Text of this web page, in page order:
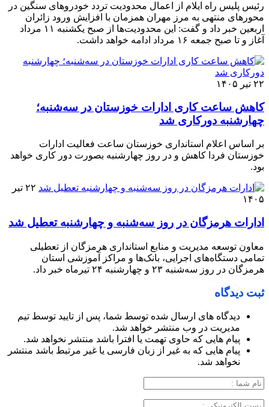
رئیس پلیس راه ایلام از اعمال محدودیت تردد خودروهای سنگین در
محورهای منتهی به مرز مهران همزمان با افزایش ورود زائران
اربعین خبر داد و گفت: این محدودیت‌ها از صبح یکشنبه ۱۱ مرداد
آغاز و تا صبح جمعه ۱۶ مرداد ادامه خواهد داشت.
۲۲ تیر ۱۴۰۵
کاهش ساعت کاری ادارات خوزستان در سه‌شنبه؛
چهارشنبه دورکاری شد
بر اساس اعلام استانداری خوزستان ساعت فعالیت ادارات
خوزستان فردا کاهش و در روز چهارشنبه بصورت دور کاری خواهد
بود.
۲۲ تیر
۱۴۰۵
ادارات هرمزگان در روز سه‌شنبه و چهارشنبه تعطیل شد
معاون توسعه مدیریت و منابع استانداری هرمزگان از تعطیلی
تمامی دستگاه‌های اجرایی، بانک‌ها و مراکز آموزشی استان
هرمزگان در روز سه‌شنبه ۲۳ و چهارشنبه ۲۴ تیرماه خبر داد.
ثبت دیدگاه
دیدگاه های ارسال شده توسط شما، پس از تایید توسط تیم
مدیریت در وب منتشر خواهد شد.
پیام هایی که حاوی تهمت یا افترا باشد منتشر نخواهد شد.
پیام هایی که به غیر از زبان فارسی یا غیر مرتبط باشد منتشر
نخواهد شد.